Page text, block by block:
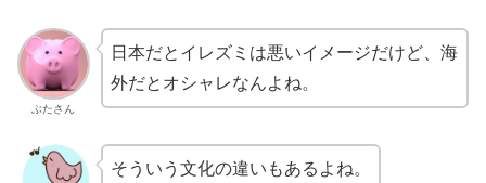
ぶたさん
日本だとイレズミは悪いイメージだけど、海
外だとオシャレなんよね。
そういう文化の違いもあるよね。